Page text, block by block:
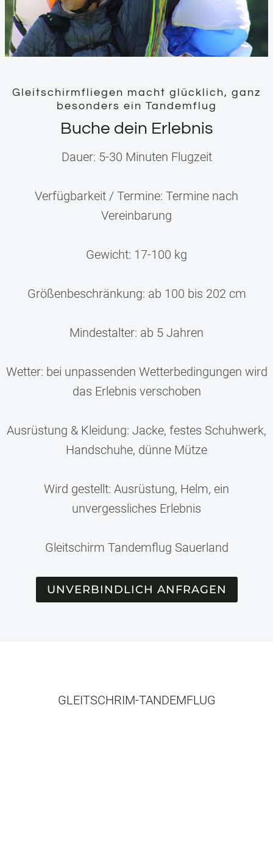
Gleitschirmfliegen macht glücklich, ganz
besonders ein Tandemflug
Buche dein Erlebnis
Dauer: 5-30 Minuten Flugzeit
Verfügbarkeit / Termine: Termine nach
Vereinbarung
Gewicht: 17-100 kg
Größenbeschränkung: ab 100 bis 202 cm
Mindestalter: ab 5 Jahren
Wetter: bei unpassenden Wetterbedingungen wird
das Erlebnis verschoben
Ausrüstung & Kleidung: Jacke, festes Schuhwerk,
Handschuhe, dünne Mütze
Wird gestellt: Ausrüstung, Helm, ein
unvergessliches Erlebnis
Gleitschirm Tandemflug Sauerland
UNVERBINDLICH ANFRAGEN
GLEITSCHRIM-TANDEMFLUG